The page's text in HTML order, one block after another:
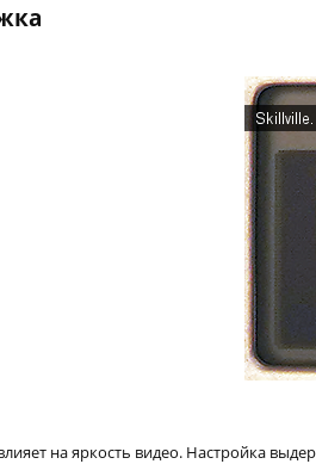
на яркость видео. Настройка